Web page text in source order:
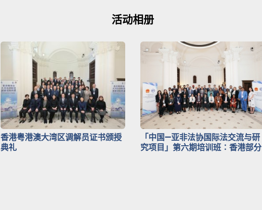
活动相册
香港粤港澳大湾区调解员证书颁授
典礼
「中国—亚非法协国际法交流与研
究项目」第六期培训班∶香港部分